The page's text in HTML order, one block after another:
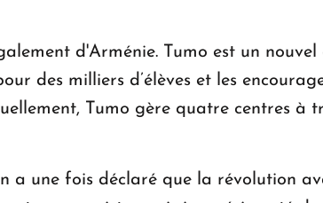
d'Arménie. Tumo est un nouvel
des milliers d’élèves et les
Tumo gère quatre centres à
a une fois déclaré que la révolution